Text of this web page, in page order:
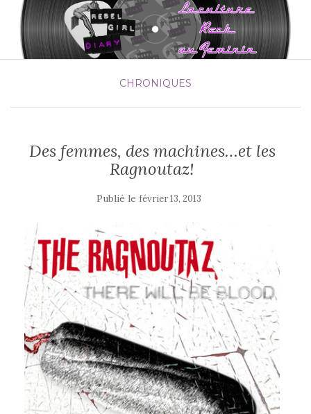
CHRONIQUES
Des femmes, des machines…et les
Ragnoutaz!
Publié le février 13, 2013